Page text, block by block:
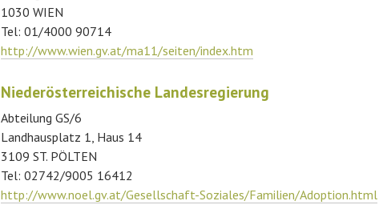
1030 WIEN
Tel: 01/4000 90714
http://www.wien.gv.at/ma11/seiten/index.htm
Niederösterreichische Landesregierung
Abteilung GS/6
Landhausplatz 1, Haus 14
3109 ST. PÖLTEN
Tel: 02742/9005 16412
http://www.noel.gv.at/Gesellschaft-Soziales/Familien/Adoption.html